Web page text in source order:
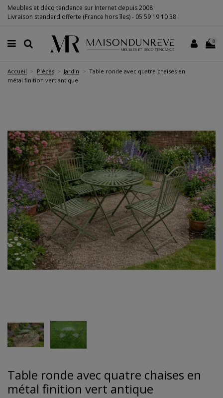
Meubles et déco tendance sur Internet depuis 2008
Livraison standard offerte (France hors îles) - 05 59 19 10 38
0
Accueil Pièces Jardin
Table ronde avec quatre chaises en
métal finition vert antique
Table ronde avec quatre chaises en
métal finition vert antique